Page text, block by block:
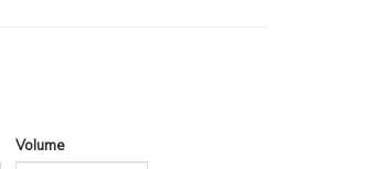
Volume